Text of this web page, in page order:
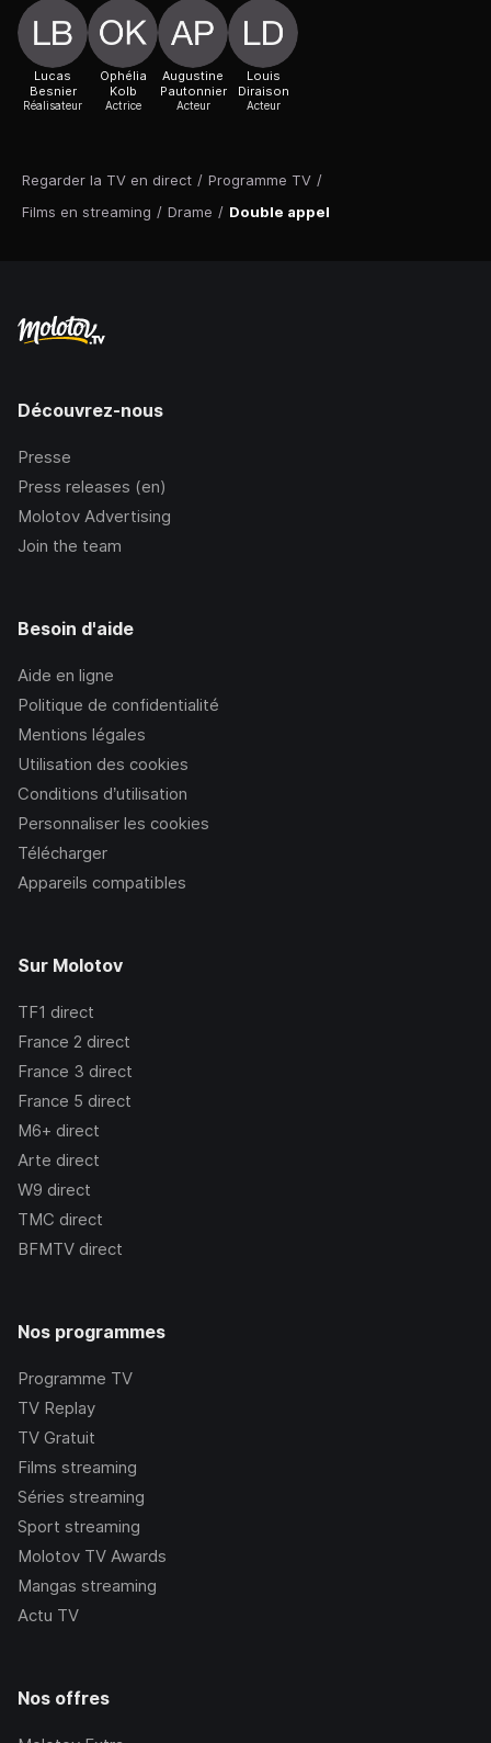
Regarder la TV en direct / Programme TV /
Films en streaming / Drame / Double appel
Lucas
Besnier
Réalisateur
Ophélia
Kolb
Actrice
Augustine
Pautonnier
Acteur
Louis
Diraison
Acteur
Découvrez-nous
Presse
Press releases (en)
Molotov Advertising
Join the team
Besoin d'aide
Aide en ligne
Politique de confidentialité
Mentions légales
Utilisation des cookies
Conditions d’utilisation
Personnaliser les cookies
Télécharger
Appareils compatibles
Sur Molotov
TF1 direct
France 2 direct
France 3 direct
France 5 direct
M6+ direct
Arte direct
W9 direct
TMC direct
BFMTV direct
Nos programmes
Programme TV
TV Replay
TV Gratuit
Films streaming
Séries streaming
Sport streaming
Molotov TV Awards
Mangas streaming
Actu TV
Nos offres